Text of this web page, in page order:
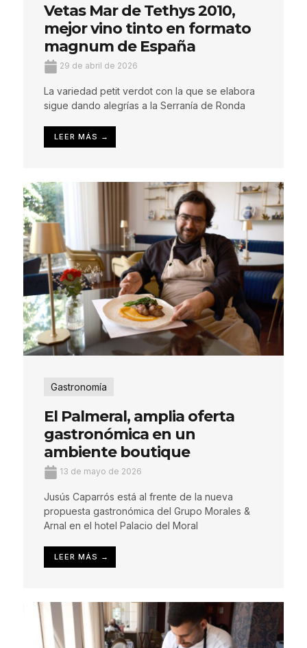
Vetas Mar de Tethys 2010,
mejor vino tinto en formato
magnum de España
29 de abril de 2026
La variedad petit verdot con la que se elabora
sigue dando alegrías a la Serranía de Ronda
LEER MÁS →
Gastronomía
El Palmeral, amplia oferta
gastronómica en un
ambiente boutique
13 de mayo de 2026
Jusús Caparrós está al frente de la nueva
propuesta gastronómica del Grupo Morales &
Arnal en el hotel Palacio del Moral
LEER MÁS →